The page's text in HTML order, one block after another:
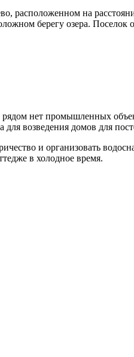
расположенном на
берегу озера.
нет промышленных
возведения домов для
и организовать
в холодное время.